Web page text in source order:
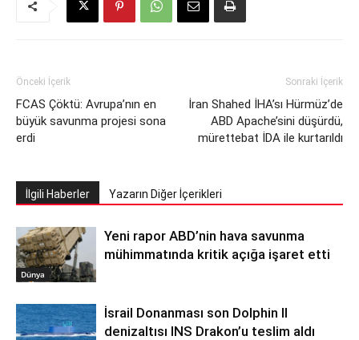
Önceki İçerik
FCAS Çöktü: Avrupa’nın en
büyük savunma projesi sona
erdi
Sonraki İçerik
İran Shahed İHA’sı Hürmüz’de
ABD Apache’sini düşürdü,
mürettebat İDA ile kurtarıldı
İlgili Haberler Yazarın Diğer İçerikleri
Dünya
Yeni rapor ABD’nin hava savunma
mühimmatında kritik açığa işaret etti
İsrail Donanması son Dolphin II
denizaltısı INS Drakon’u teslim aldı